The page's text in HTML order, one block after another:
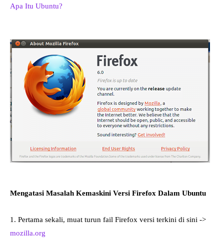
Apa Itu Ubuntu?
Mengatasi Masalah Kemaskini Versi Firefox Dalam Ubuntu
1. Pertama sekali, muat turun fail Firefox versi terkini di sini ->
mozilla.org